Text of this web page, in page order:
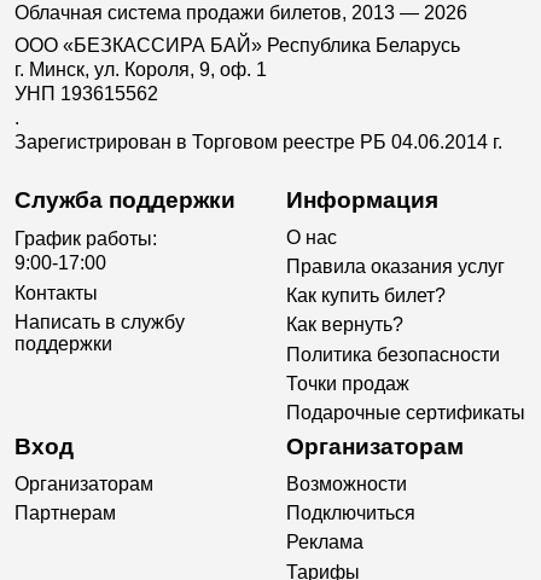
Облачная система продажи билетов, 2013 — 2026
ООО «БЕЗКАССИРА БАЙ» Республика Беларусь
г. Минск, ул. Короля, 9, оф. 1
УНП 193615562
.
Зарегистрирован в Торговом реестре РБ 04.06.2014 г.
Служба поддержки
График работы:
9:00-17:00
Контакты
Написать в службу
поддержки
Информация
О нас
Правила оказания услуг
Как купить билет?
Как вернуть?
Политика безопасности
Точки продаж
Подарочные сертификаты
Вход
Организаторам
Партнерам
Организаторам
Возможности
Подключиться
Реклама
Тарифы